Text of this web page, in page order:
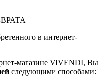
в интернет-
магазине VIVENDI, Вы
следующими способами: